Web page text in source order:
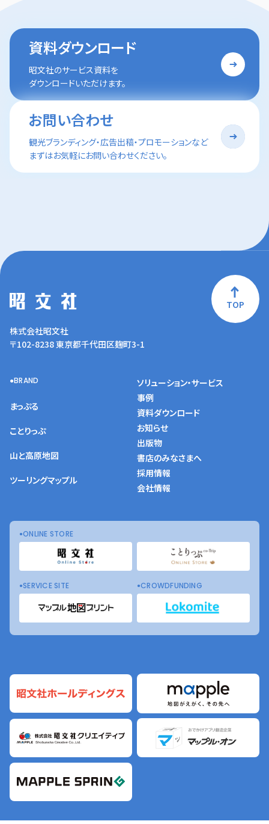
資料ダウンロード
昭文社のサービス資料を
ダウンロードいただけます。
お問い合わせ
観光ブランディング・広告出稿・プロモーションなど
まずはお気軽にお問い合わせください。
TOP
株式会社昭文社
〒102-8238 東京都千代田区麹町3-1
BRAND
まっぷる
ことりっぷ
山と高原地図
ツーリングマップル
ソリューション・サービス
事例
資料ダウンロード
お知らせ
出版物
書店のみなさまへ
採用情報
会社情報
ONLINE STORE
SERVICE SITE CROWDFUNDING